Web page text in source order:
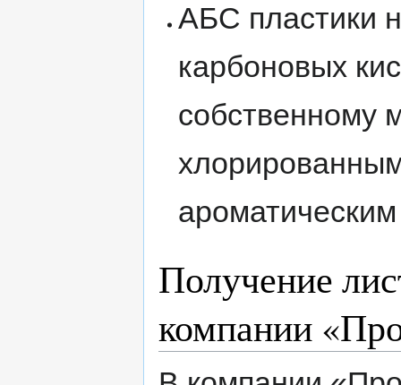
АБС пластики
карбоновых
собственному
Получение
компании